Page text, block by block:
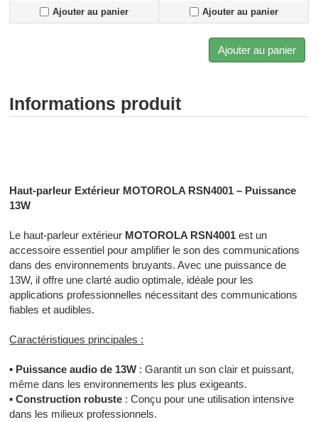
Ajouter au panier
Ajouter au panier
Ajouter au panier
Informations produit
Haut-parleur Extérieur MOTOROLA RSN4001 – Puissance
13W
Le haut-parleur extérieur MOTOROLA RSN4001 est un
accessoire essentiel pour amplifier le son des communications
dans des environnements bruyants. Avec une puissance de
13W, il offre une clarté audio optimale, idéale pour les
applications professionnelles nécessitant des communications
fiables et audibles.
Caractéristiques principales :
▪ Puissance audio de 13W : Garantit un son clair et puissant,
même dans les environnements les plus exigeants.
▪ Construction robuste : Conçu pour une utilisation intensive
dans les milieux professionnels.